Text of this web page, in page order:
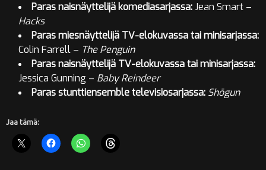
Paras naisnäyttelijä komediasarjassa:Jean Smart –
Hacks
Paras miesnäyttelijä TV-elokuvassa tai minisarjassa:
Colin Farrell – The Penguin
Paras naisnäyttelijä TV-elokuvassa tai minisarjassa:
Jessica Gunning – Baby Reindeer
Paras stunttiensemble televisiosarjassa: Shōgun
Jaa tämä: